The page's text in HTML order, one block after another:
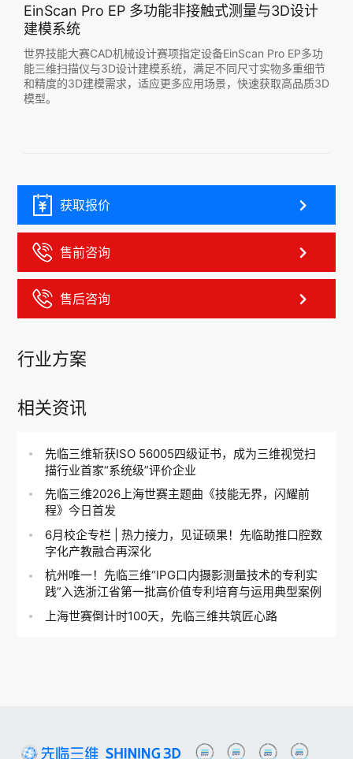
EinScan Pro EP 多功能非接触式测量与3D设计
建模系统
世界技能大赛CAD机械设计赛项指定设备EinScan Pro EP多功
能三维扫描仪与3D设计建模系统，满足不同尺寸实物多重细节
和精度的3D建模需求，适应更多应用场景，快速获取高品质3D
模型。
获取报价
售前咨询
售后咨询
行业方案
相关资讯
先临三维斩获ISO 56005四级证书，成为三维视觉扫
描行业首家“系统级”评价企业
先临三维2026上海世赛主题曲《技能无界，闪耀前
程》今日首发
6月校企专栏 | 热力接力，见证硕果！先临助推口腔数
字化产教融合再深化
杭州唯一！先临三维“IPG口内摄影测量技术的专利实
践”入选浙江省第一批高价值专利培育与运用典型案例
上海世赛倒计时100天，先临三维共筑匠心路